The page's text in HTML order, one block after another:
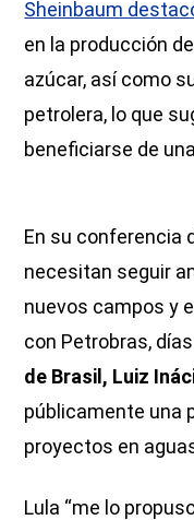
Sheinbaum
en la producción
azúcar, así como
petrolera, lo que
beneficiarse de
En su conferencia
necesitan seguir
nuevos campos y
con Petrobras,
de Brasil, Luiz
públicamente una
proyectos en
Lula “me lo